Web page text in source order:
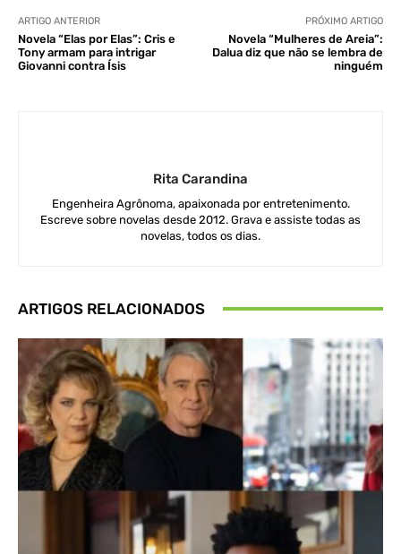
ARTIGO ANTERIOR
Novela “Elas por Elas”: Cris e
Tony armam para intrigar
Giovanni contra Ísis
PRÓXIMO ARTIGO
Novela “Mulheres de Areia”:
Dalua diz que não se lembra de
ninguém
Rita Carandina
Engenheira Agrônoma, apaixonada por entretenimento.
Escreve sobre novelas desde 2012. Grava e assiste todas as
novelas, todos os dias.
ARTIGOS RELACIONADOS